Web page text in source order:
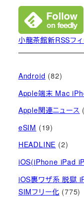
小龍茶館新RSSフ
Android (82)
Apple端末 Mac
Apple関連ニュース
eSIM (19)
HEADLINE (2)
iOS(iPhone iPad
iOS裏ワザ系 脱獄
SIMフリー化 (775)